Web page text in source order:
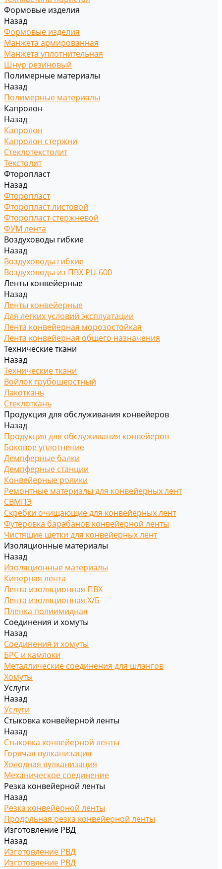
Формовые изделия
Назад
Формовые изделия
Манжета армированная
Манжета уплотнительная
Шнур резиновый
Полимерные материалы
Назад
Полимерные материалы
Капролон
Назад
Капролон
Капролон стержни
Стеклотекстолит
Текстолит
Фторопласт
Назад
Фторопласт
Фторопласт листовой
Фторопласт стержневой
ФУМ лента
Воздуховоды гибкие
Назад
Воздуховоды гибкие
Воздуховоды из ПВХ PU-600
Ленты конвейерные
Назад
Ленты конвейерные
Для легких условий эксплуатации
Лента конвейерная морозостойкая
Лента конвейерная общего назначения
Технические ткани
Назад
Технические ткани
Войлок грубошерстный
Лакоткань
Стеклоткань
Продукция для обслуживания конвейеров
Назад
Продукция для обслуживания конвейеров
Боковое уплотнение
Демпферные балки
Демпферные станции
Конвейерные ролики
Ремонтные материалы для конвейерных лент
СВМПЭ
Скребки очищающие для конвейерных лент
Футеровка барабанов конвейерной ленты
Чистящие щетки для конвейерных лент
Изоляционные материалы
Назад
Изоляционные материалы
Киперная лента
Лента изоляционная ПВХ
Лента изоляционная Х/Б
Пленка полиимидная
Соединения и хомуты
Назад
Соединения и хомуты
БРС и камлоки
Металлические соединения для шлангов
Хомуты
Услуги
Назад
Услуги
Стыковка конвейерной ленты
Назад
Стыковка конвейерной ленты
Горячая вулканизация
Холодная вулканизация
Механическое соединение
Резка конвейерной ленты
Назад
Резка конвейерной ленты
Продольная резка конвейерной ленты
Изготовление РВД
Назад
Изготовление РВД
Изготовление РВД